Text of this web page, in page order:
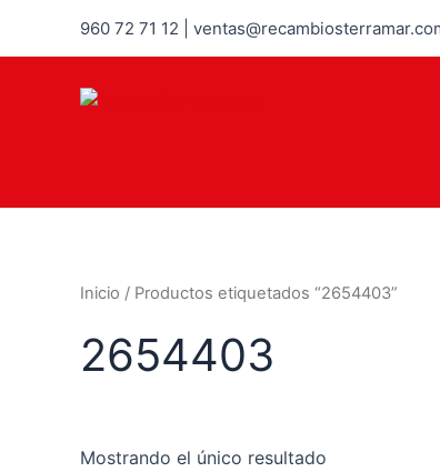
960 72 71 12 |
Inicio / Productos etiquetados “2654403”
2654403
Mostrando el único resultado